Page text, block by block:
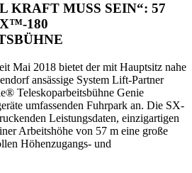
KRAFT MUSS SEIN“: 57
180
Mai 2018 bietet der mit Hauptsitz nahe
ansässige System Lift-Partner
Teleskoparbeitsbühne Genie
umfassenden Fuhrpark an. Die SX-
Leistungsdaten, einzigartigen
Arbeitshöhe von 57 m eine große
Höhenzugangs- und